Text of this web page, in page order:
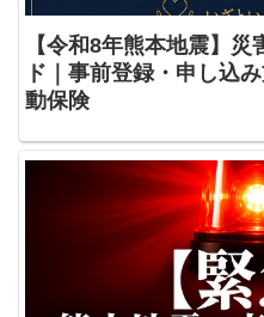
【令和8年熊本地震】
ド｜事前登録・申し込
動保険